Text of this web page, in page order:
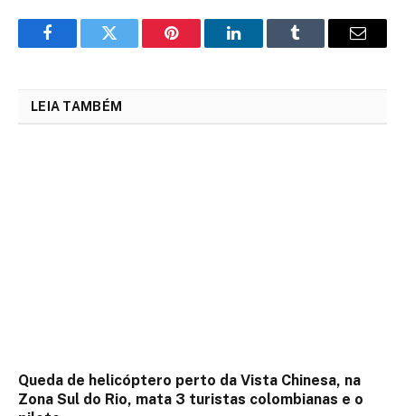
FacebookTwitter Pinterest LinkedInTumblr Email
LEIA TAMBÉM
Queda de helicóptero perto da Vista Chinesa, na
Zona Sul do Rio, mata 3 turistas colombianas e o